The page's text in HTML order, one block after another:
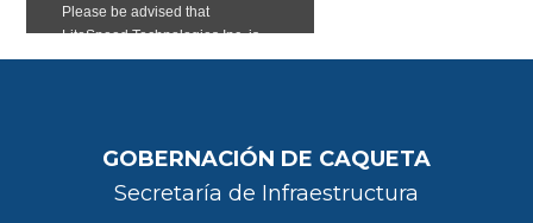
GOBERNACIÓN DE CAQUETA
Secretaría de Infraestructura